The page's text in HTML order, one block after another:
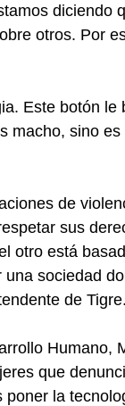
diciendo
otros. Por
Este botón le
macho, sino
de
sus
otro está
sociedad
de Tigre.
Humano,
que
la